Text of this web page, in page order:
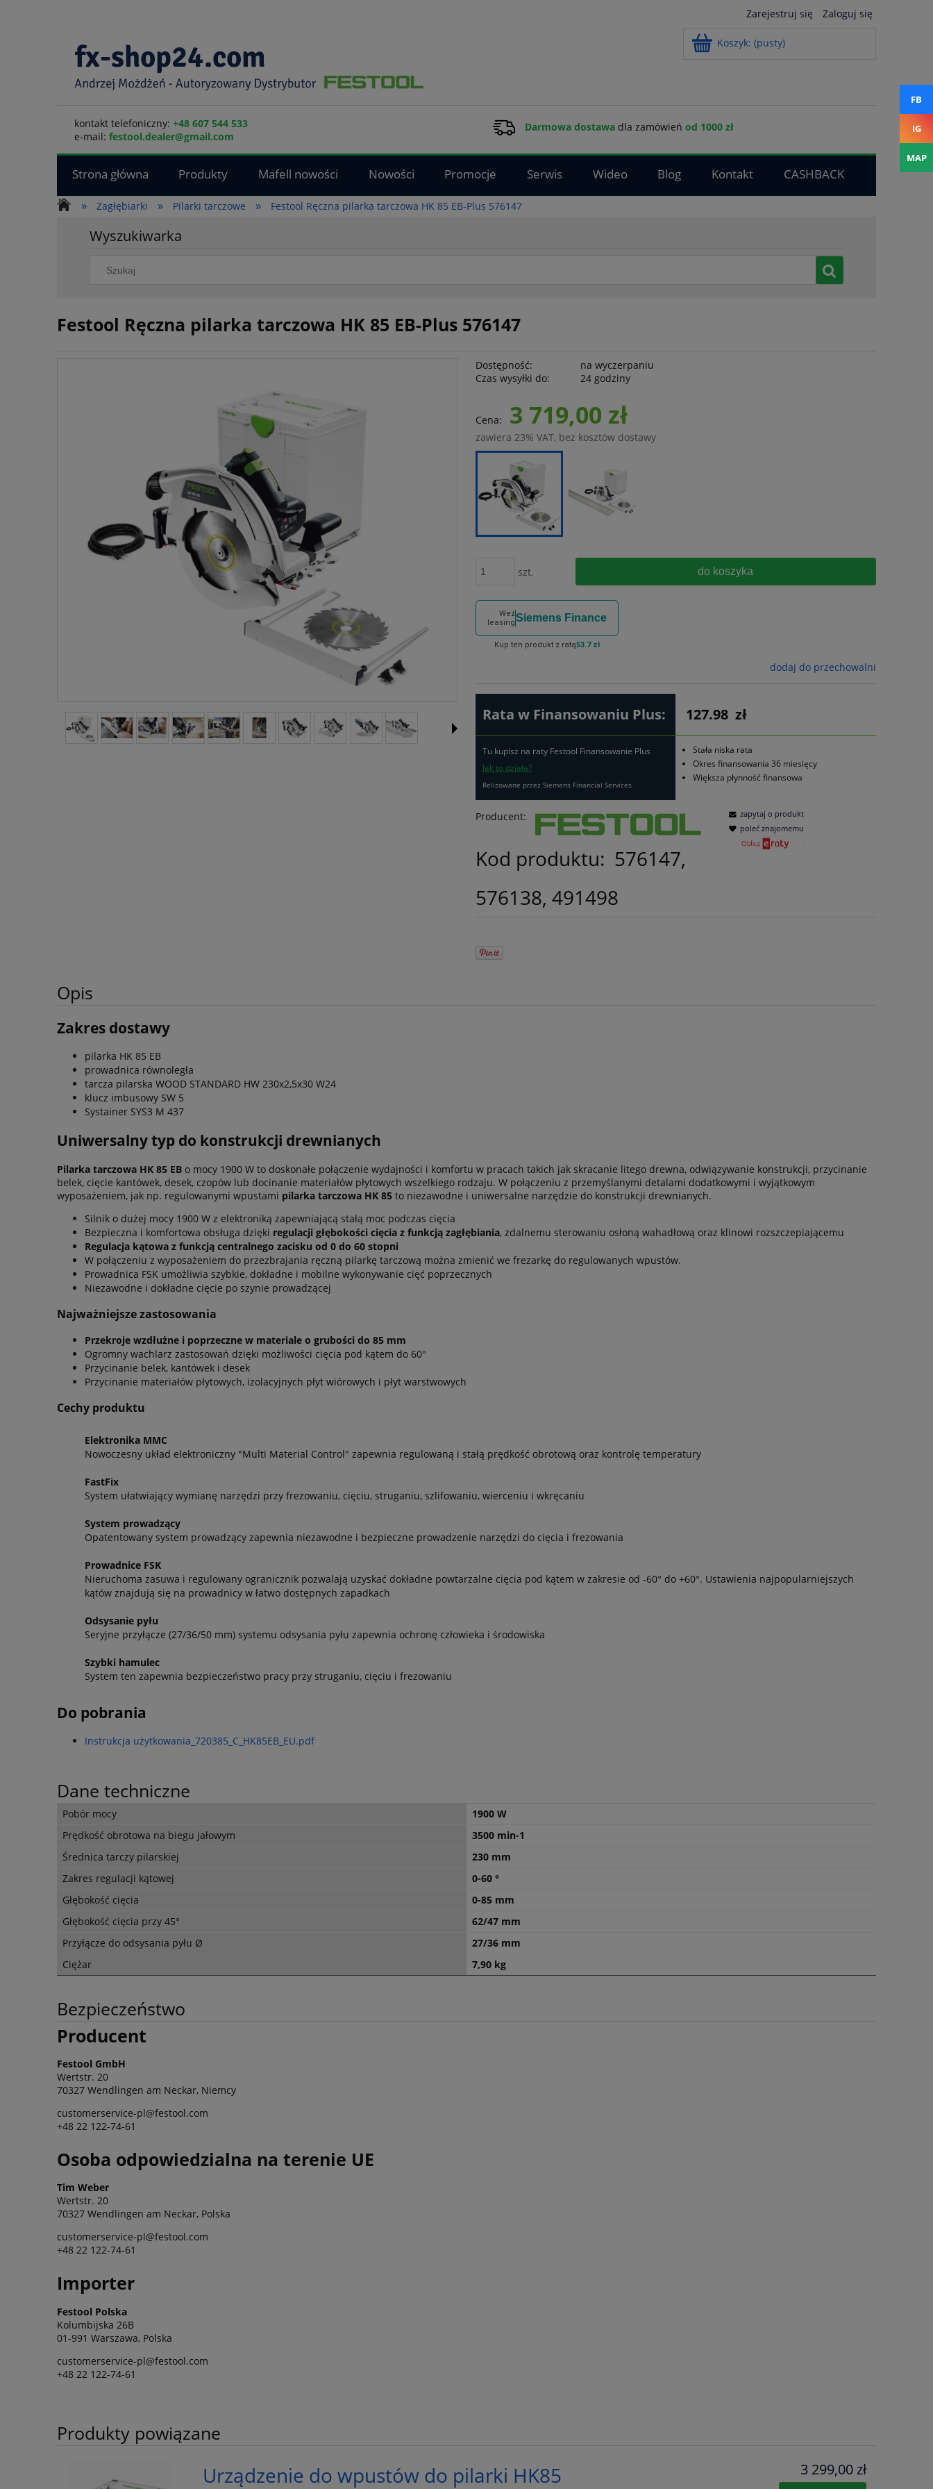
Zarejestruj się Zaloguj się
Koszyk: (pusty)
kontakt telefoniczny: +48 607 544 533
e-mail: festool.dealer@gmail.com
Darmowa dostawadla zamówień od 1000 zł
Strona główna Produkty Mafell nowości Nowości Promocje Serwis Wideo Blog Kontakt
CASHBACK
»
Zagłębiarki » Pilarki tarczowe » Festool Ręczna pilarka tarczowa HK 85 EB-Plus 576147
Wyszukiwarka
Festool Ręczna pilarka tarczowa HK 85 EB-Plus 576147
Dostępność:
na wyczerpaniu
Czas wysyłki do:
24 godziny
Cena: 3 719,00 zł
zawiera 23% VAT, bez kosztów dostawy
szt. do koszyka
Weź
leasingSiemens Finance
Kup ten produkt z ratą53.7 zł
dodaj do przechowalni
Rata w Finansowaniu Plus: 127.98 zł
Tu kupisz na raty Festool Finansowanie Plus
Jak to działa?
Relizowane przez Siemens Financial Services
Stała niska rata
Okres finansowania 36 miesięcy
Większa płynność finansowa
Producent:
Kod produktu: 576147,
576138, 491498
zapytaj o produkt
poleć znajomemu
Opis
Zakres dostawy
pilarka HK 85 EB
prowadnica równoległa
tarcza pilarska WOOD STANDARD HW 230x2,5x30 W24
klucz imbusowy SW 5
Systainer SYS3 M 437
Uniwersalny typ do konstrukcji drewnianych
Pilarka tarczowa HK 85 EB o mocy 1900 W to doskonałe połączenie wydajności i komfortu w pracach takich jak skracanie litego drewna, odwiązywanie konstrukcji, przycinanie
belek, cięcie kantówek, desek, czopów lub docinanie materiałów płytowych wszelkiego rodzaju. W połączeniu z przemyślanymi detalami dodatkowymi i wyjątkowym
wyposażeniem, jak np. regulowanymi wpustami pilarka tarczowa HK 85 to niezawodne i uniwersalne narzędzie do konstrukcji drewnianych.
Silnik o dużej mocy 1900 W z elektroniką zapewniającą stałą moc podczas cięcia
Bezpieczna i komfortowa obsługa dzięki regulacji głębokości cięcia z funkcją zagłębiania, zdalnemu sterowaniu osłoną wahadłową oraz klinowi rozszczepiającemu
Regulacja kątowa z funkcją centralnego zacisku od 0 do 60 stopni
W połączeniu z wyposażeniem do przezbrajania ręczną pilarkę tarczową można zmienić we frezarkę do regulowanych wpustów.
Prowadnica FSK umożliwia szybkie, dokładne i mobilne wykonywanie cięć poprzecznych
Niezawodne i dokładne cięcie po szynie prowadzącej
Najważniejsze zastosowania
Przekroje wzdłużne i poprzeczne w materiale o grubości do 85 mm
Ogromny wachlarz zastosowań dzięki możliwości cięcia pod kątem do 60°
Przycinanie belek, kantówek i desek
Przycinanie materiałów płytowych, izolacyjnych płyt wiórowych i płyt warstwowych
Cechy produktu
Elektronika MMC
Nowoczesny układ elektroniczny "Multi Material Control" zapewnia regulowaną i stałą prędkość obrotową oraz kontrolę temperatury
FastFix
System ułatwiający wymianę narzędzi przy frezowaniu, cięciu, struganiu, szlifowaniu, wierceniu i wkręcaniu
System prowadzący
Opatentowany system prowadzący zapewnia niezawodne i bezpieczne prowadzenie narzędzi do cięcia i frezowania
Prowadnice FSK
Nieruchoma zasuwa i regulowany ogranicznik pozwalają uzyskać dokładne powtarzalne cięcia pod kątem w zakresie od -60° do +60°. Ustawienia najpopularniejszych
kątów znajdują się na prowadnicy w łatwo dostępnych zapadkach
Odsysanie pyłu
Seryjne przyłącze (27/36/50 mm) systemu odsysania pyłu zapewnia ochronę człowieka i środowiska
Szybki hamulec
System ten zapewnia bezpieczeństwo pracy przy struganiu, cięciu i frezowaniu
Do pobrania
Instrukcja użytkowania_720385_C_HK85EB_EU.pdf
Dane techniczne
Pobór mocy
1900 W
Prędkość obrotowa na biegu jałowym
3500 min-1
Średnica tarczy pilarskiej
230 mm
Zakres regulacji kątowej
0-60 °
Głębokość cięcia
0-85 mm
Głębokość cięcia przy 45°
62/47 mm
Przyłącze do odsysania pyłu Ø
27/36 mm
Ciężar
7,90 kg
Bezpieczeństwo
Producent
Festool GmbH
Wertstr. 20
70327 Wendlingen am Neckar, Niemcy
customerservice-pl@festool.com
+48 22 122-74-61
Osoba odpowiedzialna na terenie UE
Tim Weber
Wertstr. 20
70327 Wendlingen am Neckar, Polska
customerservice-pl@festool.com
+48 22 122-74-61
Importer
Festool Polska
Kolumbijska 26B
01-991 Warszawa, Polska
customerservice-pl@festool.com
+48 22 122-74-61
Produkty powiązane
Urządzenie do wpustów do pilarki HK85
3 299,00 zł
FB
IG
MAP